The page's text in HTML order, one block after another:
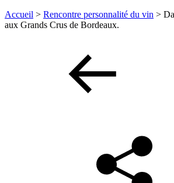
Accueil > Rencontre personnalité du vin >
aux Grands Crus de Bordeaux.